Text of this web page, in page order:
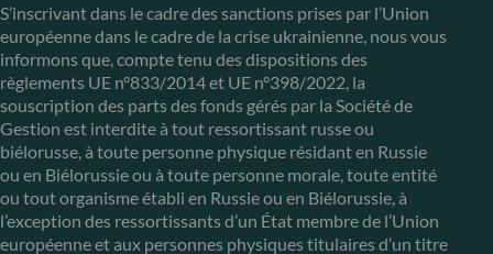
S’inscrivant dans le cadre des sanctions prises par l’Union
européenne dans le cadre de la crise ukrainienne, nous vous
informons que, compte tenu des dispositions des
règlements UE n°833/2014 et UE n°398/2022, la
souscription des parts des fonds gérés par la Société de
Gestion est interdite à tout ressortissant russe ou
biélorusse, à toute personne physique résidant en Russie
ou en Biélorussie ou à toute personne morale, toute entité
ou tout organisme établi en Russie ou en Biélorussie, à
l’exception des ressortissants d’un État membre de l’Union
européenne et aux personnes physiques titulaires d’un titre